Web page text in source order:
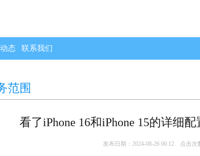
态 联系我们
范围
看了iPhone 16和iPhone 15的详细
发布日期：2024-08-26 06:12 点击次